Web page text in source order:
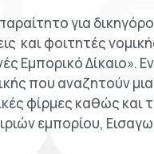
για
και φοιτητές
Εμπορικό Δίκαιο».
που αναζητούν
φίρμες καθώς και
εμπορίου,